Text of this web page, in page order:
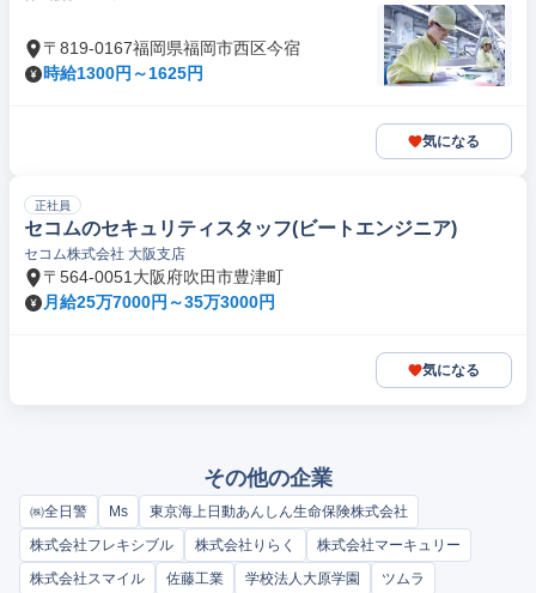
〒819-0167福岡県福岡市西区今宿
時給1300円～1625円
気になる
正社員
セコムのセキュリティスタッフ(ビートエンジニア)
セコム株式会社 大阪支店
〒564-0051大阪府吹田市豊津町
月給25万7000円～35万3000円
気になる
その他の企業
㈱全日警 Ms
東京海上日動あんしん生命保険株式会社
株式会社フレキシブル
株式会社りらく
株式会社マーキュリー
株式会社スマイル
佐藤工業 学校法人大原学園 ツムラ